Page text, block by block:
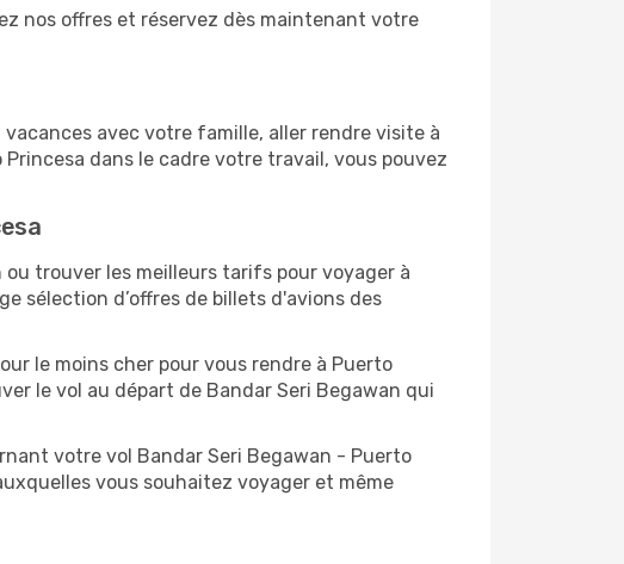
nos offres et réservez dès maintenant votre
avec votre famille, aller rendre visite à
dans le cadre votre travail, vous pouvez
trouver les meilleurs tarifs pour voyager à
sélection d’offres de billets d'avions des
le moins cher pour vous rendre à Puerto
le vol au départ de Bandar Seri Begawan qui
votre vol Bandar Seri Begawan - Puerto
vous souhaitez voyager et même